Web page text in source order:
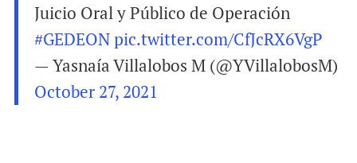
Juicio Oral y Público de Operación
#GEDEONpic.twitter.com/CfJcRX6VgP
— Yasnaía Villalobos M (@YVillalobosM)
October 27, 2021